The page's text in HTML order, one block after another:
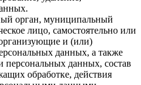
орган, муниципальный
лицо, самостоятельно или
и (или)
данных, а также
данных, состав
обработке, действия